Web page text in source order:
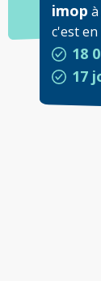
imop à
c'est
18
17